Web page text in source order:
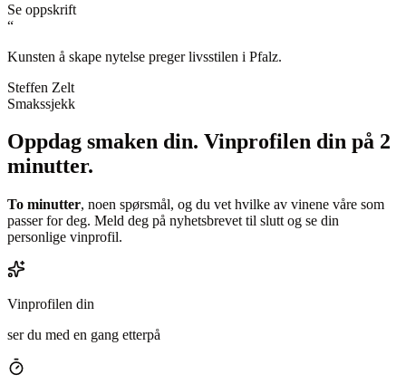
Se oppskrift
“
Kunsten å skape nytelse preger livsstilen i Pfalz.
Steffen Zelt
Smakssjekk
Oppdag smaken din. Vinprofilen din på 2
minutter.
To minutter, noen spørsmål, og du vet hvilke av vinene våre som
passer for deg. Meld deg på nyhetsbrevet til slutt og se din
personlige vinprofil.
Vinprofilen din
ser du med en gang etterpå